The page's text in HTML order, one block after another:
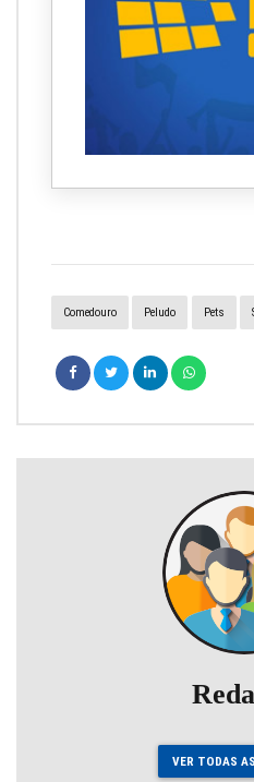
Comedouro Peludo Pets
VER TODAS